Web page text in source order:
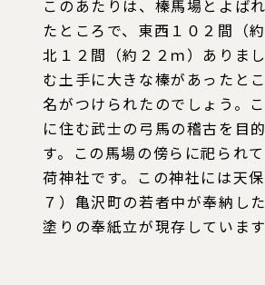
このあたりは、榛馬場とよば
たところで、東西１０２間（
北１２間（約２２ｍ）ありま
む土手に大きな榛があったと
名がつけられたのでしょう。
に住む武士の弓馬の稽古を目
す。この馬場の傍らに祀られ
荷神社です。この神社には天
７）亀沢町の若者中が奉納し
塗りの奉紙立が現存しています